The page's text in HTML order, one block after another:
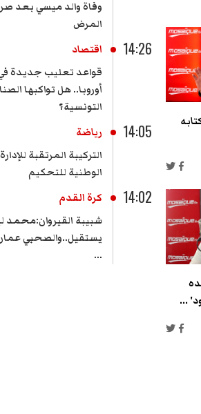
...
وفاة والد ميسي بعد
المرض
14:26
اقتصاد
قواعد تعليب جديدة
أوروبا.. هل تواكبها
التونسية؟
14:05
رياضة
التركيبة المرتقبة للإدارة
الوطنية للتحكيم
14:02
كرة القدم
شبيبة القيروان:محمد
يستقيل..والصحبي
...